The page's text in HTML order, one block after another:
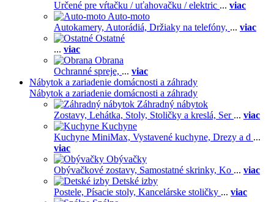
Určené pre vŕtačku / uťahovačku / elektric ... viac
Auto-moto
Autokamery, Autorádiá, Držiaky na telefóny, ... viac
Ostatné
... viac
Obrana
Ochranné spreje, ... viac
Nábytok a zariadenie domácnosti a záhrady
Nábytok a zariadenie domácnosti a záhrady
Záhradný nábytok
Zostavy, Lehátka, Stoly, Stoličky a kreslá, Ser ... viac
Kuchyne
Kuchyne MiniMax, Vystavené kuchyne, Drezy a d ...
viac
Obývačky
Obývačkové zostavy, Samostatné skrinky, Ko ... viac
Detské izby
Postele, Písacie stoly, Kancelárske stoličky ... viac